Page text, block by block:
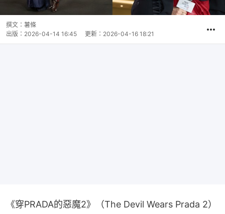
撰文： 薯條
出版： 2026-04-14 16:45 更新： 2026-04-16 18:21
《穿PRADA的惡魔2》（The Devil Wears Prada 2）